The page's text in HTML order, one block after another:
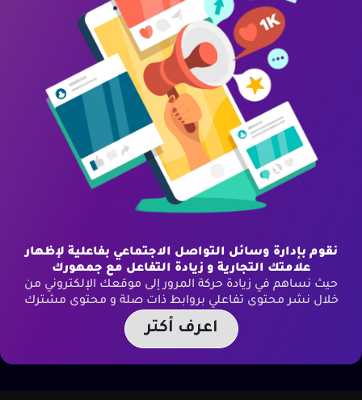
نقوم بإدارة وسائل التواصل الاجتماعي بفاعلية لإظهار
علامتك التجارية و زيادة التفاعل مع جمهورك
حيث نساهم في زيادة حركة المرور إلى موقعك الإلكتروني من
خلال نشر محتوى تفاعلي بروابط ذات صلة و محتوى مشترك
اعرف أكتر